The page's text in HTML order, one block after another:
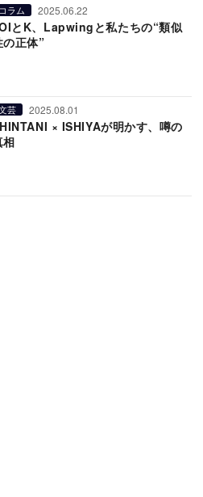
コラム 2025.06.22
とK、Lapwingと私たちの“類似
の正体”
芸 2025.08.01
× ISHIYAが明かす、噂の
相